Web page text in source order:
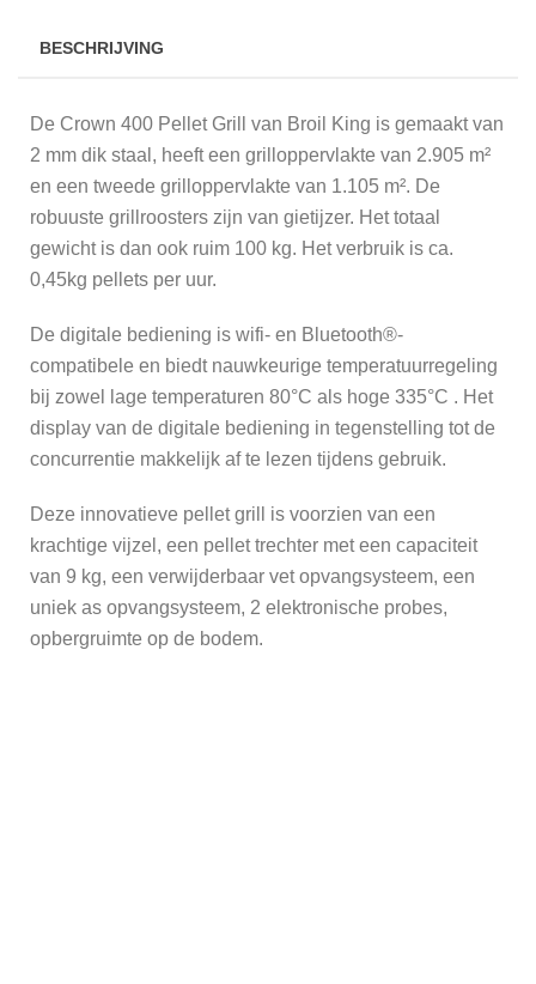
BESCHRIJVING
De Crown 400 Pellet Grill van Broil King is gemaakt van
2 mm dik staal, heeft een grilloppervlakte van 2.905 m²
en een tweede grilloppervlakte van 1.105 m². De
robuuste grillroosters zijn van gietijzer. Het totaal
gewicht is dan ook ruim 100 kg. Het verbruik is ca.
0,45kg pellets per uur.
De digitale bediening is wifi- en Bluetooth®-
compatibele en biedt nauwkeurige temperatuurregeling
bij zowel lage temperaturen 80°C als hoge 335°C . Het
display van de digitale bediening in tegenstelling tot de
concurrentie makkelijk af te lezen tijdens gebruik.
Deze innovatieve pellet grill is voorzien van een
krachtige vijzel, een pellet trechter met een capaciteit
van 9 kg, een verwijderbaar vet opvangsysteem, een
uniek as opvangsysteem, 2 elektronische probes,
opbergruimte op de bodem.